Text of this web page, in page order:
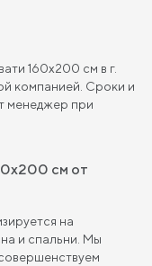
160х200 см в г.
компанией. Сроки и
менеджер при
на
и спальни. Мы